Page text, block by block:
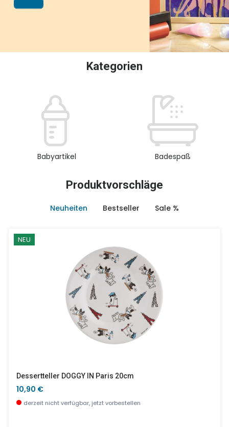
Kategorien
Babyartikel Badespaß
Produktvorschläge
Neuheiten Bestseller Sale %
NEU
Dessertteller DOGGY IN Paris 20cm
10,90 €
derzeit nicht verfügbar, jetzt vorbestellen